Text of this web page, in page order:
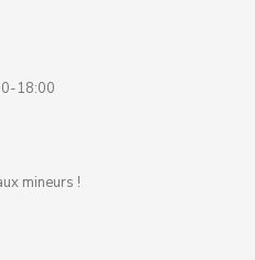
18:00
mineurs !